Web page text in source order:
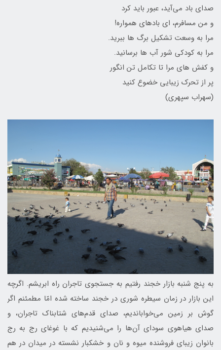
صدای باد می‌آید، عبور باید کرد
و من مسافرم، ای بادهای همواره!
مرا به وسعت تشکیل برگ ها ببرید.
مرا به کودکی شور آب ها برسانید.
و کفش های مرا تا تکامل تن انگور
پر از تحرک زیبایی خضوع کنید
(سهراب سپهری)
به پنج شنبه بازار خجند رفتیم به جستجوی تاجران راه ابریشم. اگرچه
این بازار در زمان سیطره شوری در خجند ساخته شده امّا مطمئنم اگر
گوش بر زمین می‌خواباندیم، صدای قدم‌های شتابناک تاجران، و
صدای هیاهوی سودای آن‌ها را می‌شنیدیم که با غوغای رج به رج
بانوان زیبای فروشنده میوه و نان و خشکبار نشسته در میدان در هم